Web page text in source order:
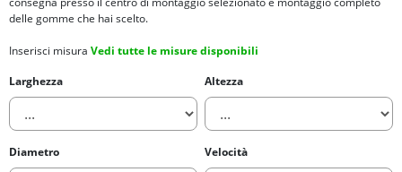
delle gomme che hai scelto.
Inserisci misura Vedi tutte le misure disponibili
Larghezza
Altezza
Diametro Velocità